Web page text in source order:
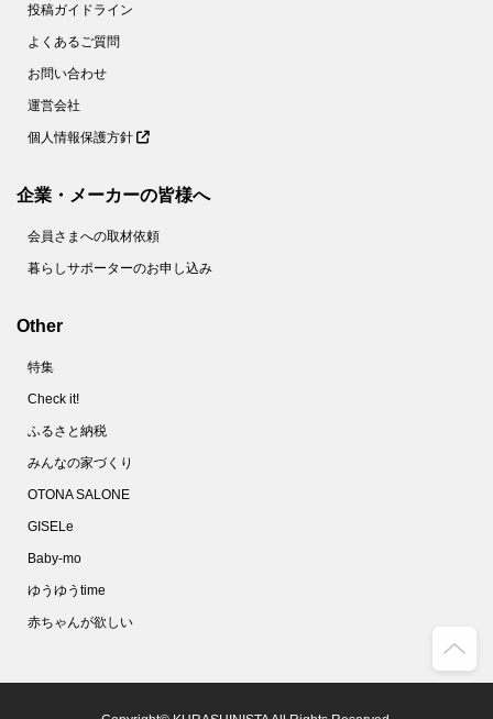
投稿ガイドライン
よくあるご質問
お問い合わせ
運営会社
個人情報保護方針
企業・メーカーの皆様へ
会員さまへの取材依頼
暮らしサポーターのお申し込み
Other
特集
Check it!
ふるさと納税
みんなの家づくり
OTONA SALONE
GISELe
Baby-mo
ゆうゆうtime
赤ちゃんが欲しい